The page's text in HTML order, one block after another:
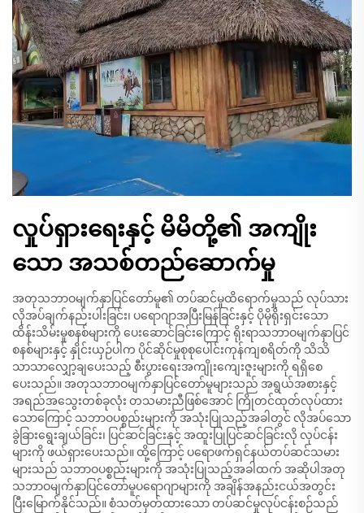
လှုပ်ရှားရေးနှင့် မိမိတို့၏ အကျိုး
သော အသစ်တည်ဆောက်မှု
အတုသဘာဝမျက်နှာပြင်တော်မူ၏ တပ်ဆင်မှုထိရောက်မှုသည် လုပ်သား
လိုအပ်ချက်နည်းပါးခြင်း၊ ပရောဂျာအပြီးမြန်ခြင်းနှင့် ပိုမိုရိုးရှင်းသော
ထိန်းသိမ်းမှုစနစ်များကို ပေးဆောင်ခြင်းကြောင့် ရိုးရာသဘာဝမျက်နှာပြင်
စနစ်များနှင့် နှိုင်းယှဉ်ပါက ပိုင်ဆိုင်မှုစုစုပေါင်းကုန်ကျစရိတ်ကို သိသိ
သာသာလျှော့ချပေးသည့် စီးပွားရေးအကျိုးကျေးဇူးများကို ရရှိစေ
ပေးသည်။ အတုသဘာဝမျက်နှာပြင်တော်မူများသည် အရွယ်အစားနှင့်
အရည်အသွေးတစ်ခုလုံး တသမားညီဖြစ်အောင် ကြိုတင်ထုတ်လုပ်ထား
သောကြောင့် သဘာဝပစ္စည်းများကို အသုံးပြုသည့်အခါတွင် လိုအပ်သော
ခွဲခြားရွေးချယ်ခြင်း၊ ပြင်ဆင်ခြင်းနှင့် အထူးပြုပြင်ဆင်ခြင်းလို လုပ်ငန်း
များကို ဖယ်ရှားပေးသည်။ ထို့ကြောင့် ပရောဖက်ရှင်နယ်တပ်ဆင်သမား
များသည် သဘာဝပစ္စည်းများကို အသုံးပြုသည့်အခါထက် အဆိုပါအတု
သဘာဝမျက်နှာပြင်တော်မူပရောဂျာများကို အချိန်အနည်းငယ်အတွင်း
ပြီးမြောက်နိုင်သည်။ စံသတ်မှတ်ထားသော တပ်ဆင်မှုလုပ်ငန်းစဉ်သည်